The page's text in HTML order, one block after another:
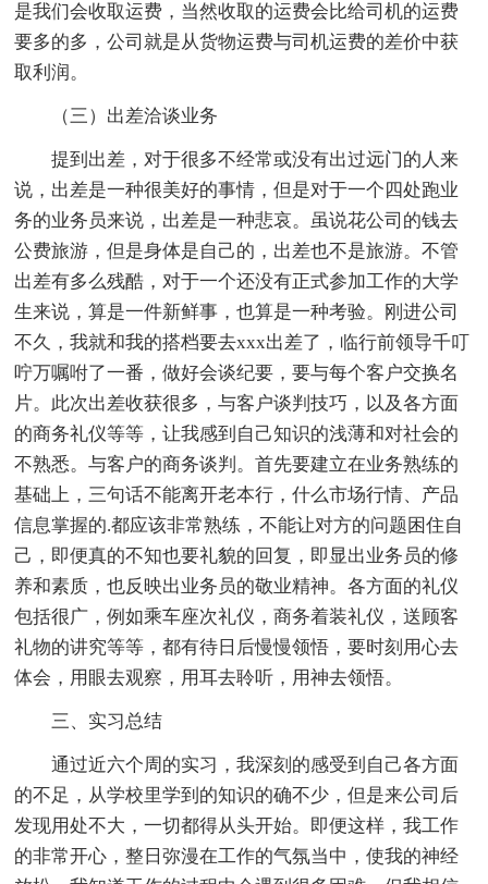
是我们会收取运费，当然收取的运费会比给司机的运费
要多的多，公司就是从货物运费与司机运费的差价中获
取利润。
（三）出差洽谈业务
提到出差，对于很多不经常或没有出过远门的人来
说，出差是一种很美好的事情，但是对于一个四处跑业
务的业务员来说，出差是一种悲哀。虽说花公司的钱去
公费旅游，但是身体是自己的，出差也不是旅游。不管
出差有多么残酷，对于一个还没有正式参加工作的大学
生来说，算是一件新鲜事，也算是一种考验。刚进公司
不久，我就和我的搭档要去xxx出差了，临行前领导千叮
咛万嘱咐了一番，做好会谈纪要，要与每个客户交换名
片。此次出差收获很多，与客户谈判技巧，以及各方面
的商务礼仪等等，让我感到自己知识的浅薄和对社会的
不熟悉。与客户的商务谈判。首先要建立在业务熟练的
基础上，三句话不能离开老本行，什么市场行情、产品
信息掌握的.都应该非常熟练，不能让对方的问题困住自
己，即便真的不知也要礼貌的回复，即显出业务员的修
养和素质，也反映出业务员的敬业精神。各方面的礼仪
包括很广，例如乘车座次礼仪，商务着装礼仪，送顾客
礼物的讲究等等，都有待日后慢慢领悟，要时刻用心去
体会，用眼去观察，用耳去聆听，用神去领悟。
三、实习总结
通过近六个周的实习，我深刻的感受到自己各方面
的不足，从学校里学到的知识的确不少，但是来公司后
发现用处不大，一切都得从头开始。即便这样，我工作
的非常开心，整日弥漫在工作的气氛当中，使我的神经